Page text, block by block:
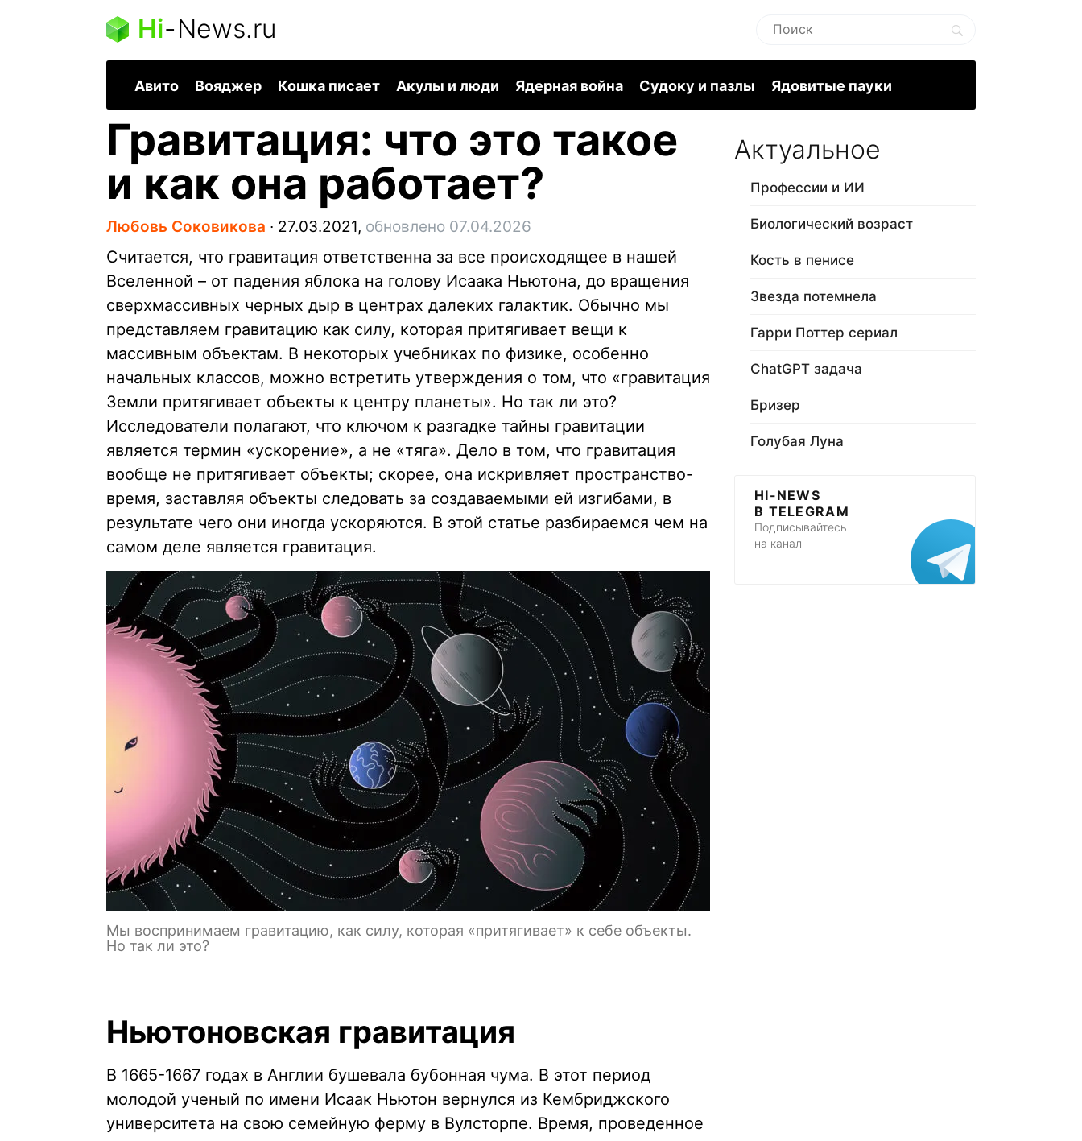
Hi-News.ru
Авито Вояджер Кошка писает Акулы и люди Ядерная война Судоку и пазлы Ядовитые пауки
Гравитация: что это такое
и как она работает?
Любовь Соковикова ∙ 27.03.2021, обновлено 07.04.2026
Считается, что гравитация ответственна за все происходящее в нашей
Вселенной – от падения яблока на голову Исаака Ньютона, до вращения
сверхмассивных черных дыр в центрах далеких галактик. Обычно мы
представляем гравитацию как силу, которая притягивает вещи к
массивным объектам. В некоторых учебниках по физике, особенно
начальных классов, можно встретить утверждения о том, что «гравитация
Земли притягивает объекты к центру планеты». Но так ли это?
Исследователи полагают, что ключом к разгадке тайны гравитации
является термин «ускорение», а не «тяга». Дело в том, что гравитация
вообще не притягивает объекты; скорее, она искривляет пространство-
время, заставляя объекты следовать за создаваемыми ей изгибами, в
результате чего они иногда ускоряются. В этой статье разбираемся чем на
самом деле является гравитация.
Мы воспринимаем гравитацию, как силу, которая «притягивает» к себе объекты.
Но так ли это?
Ньютоновская гравитация
В 1665-1667 годах в Англии бушевала бубонная чума. В этот период
молодой ученый по имени Исаак Ньютон вернулся из Кембриджского
университета на свою семейную ферму в Вулсторпе. Время, проведенное
Актуальное
Профессии и ИИ
Биологический возраст
Кость в пенисе
Звезда потемнела
Гарри Поттер сериал
ChatGPT задача
Бризер
Голубая Луна
HI-NEWS
В TELEGRAM
Подписывайтесь
на канал